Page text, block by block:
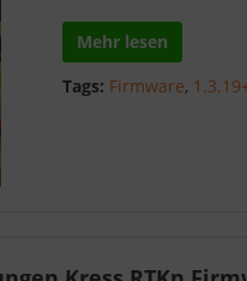
Mehr lesen
Tags: Firmware,